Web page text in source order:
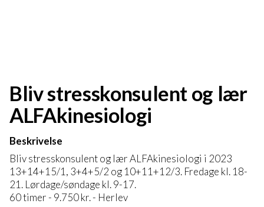
Bliv stresskonsulent og lær
ALFAkinesiologi
Beskrivelse
Bliv stresskonsulent og lær ALFAkinesiologi i 2023
13+14+15/1, 3+4+5/2 og 10+11+12/3. Fredage kl. 18-
21. Lørdage/søndage kl. 9-17.
60 timer - 9.750 kr. - Herlev